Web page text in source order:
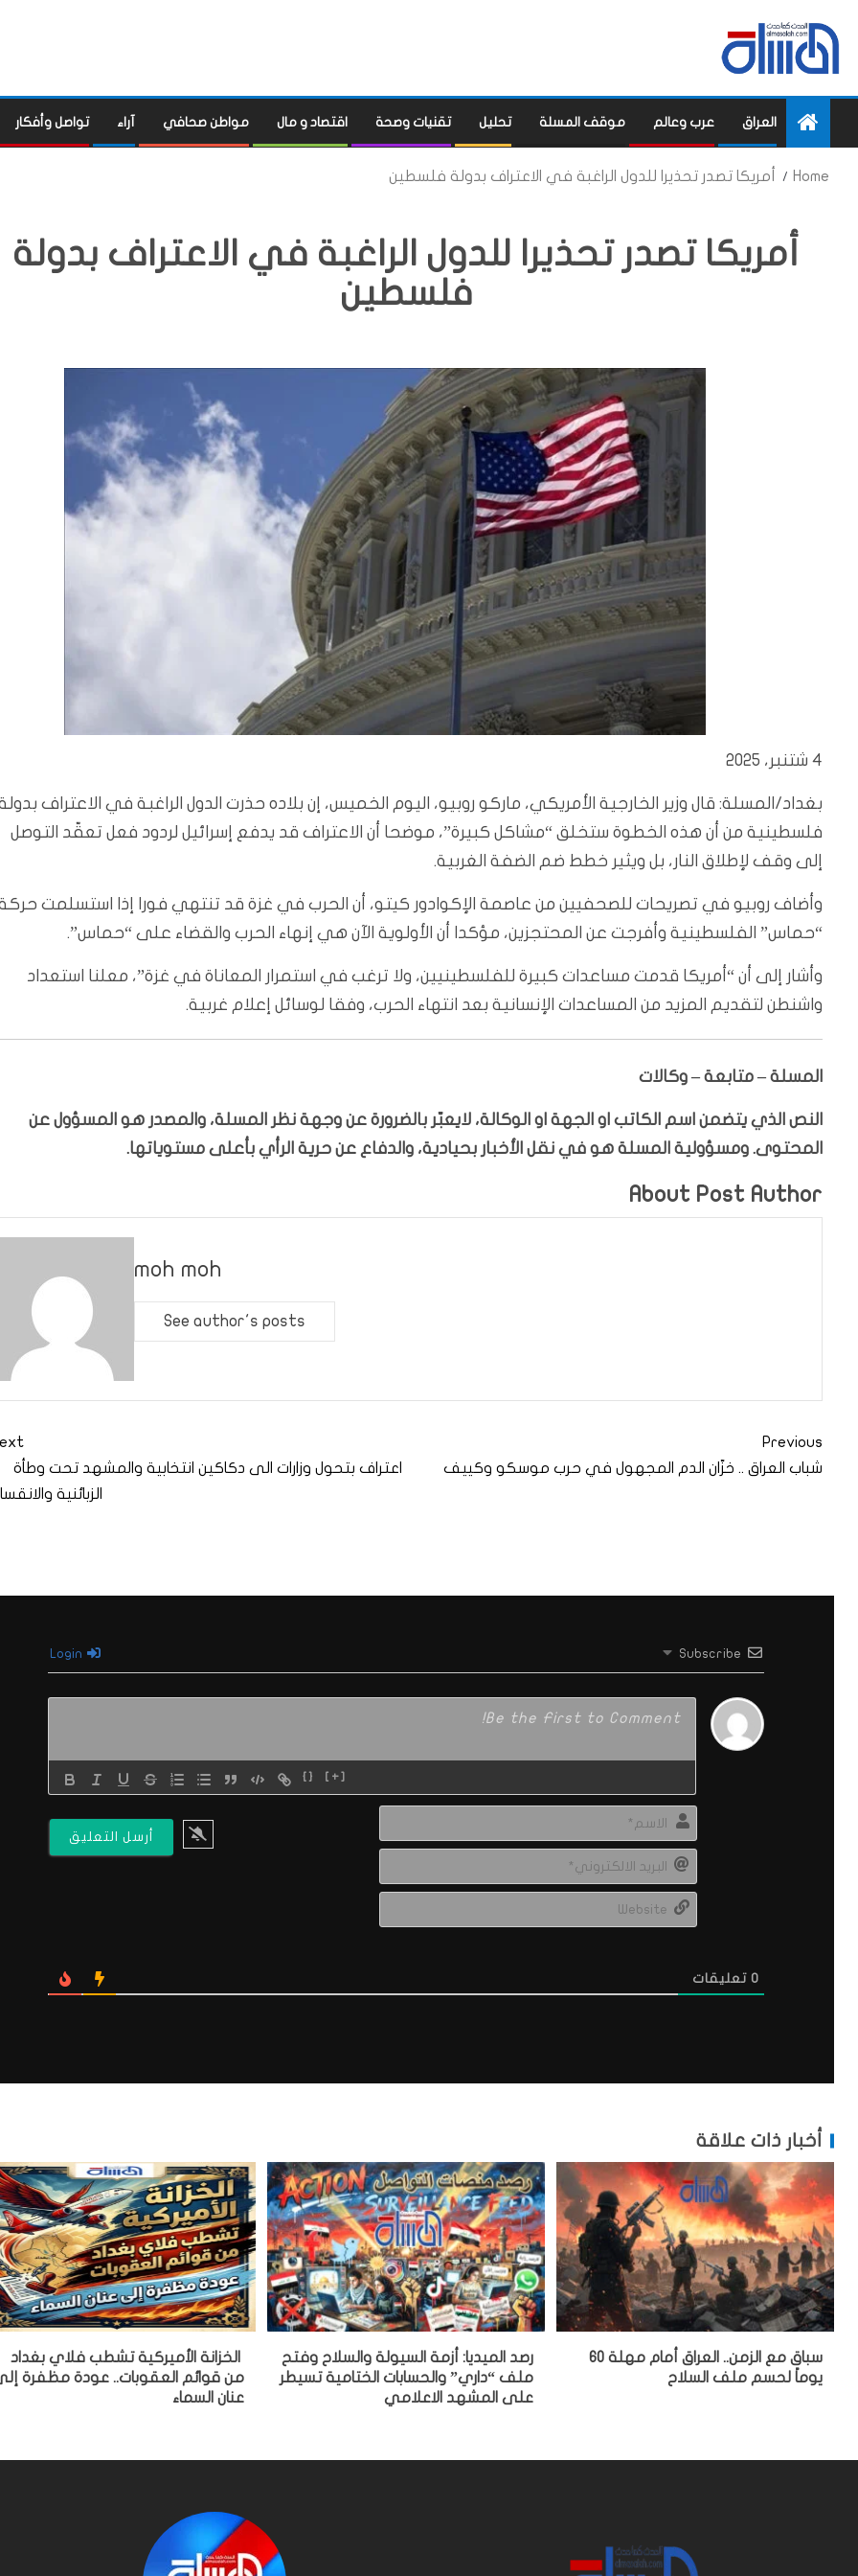
العراق عرب وعالم موقف المسلة تحليل تقنيات وصحة اقتصاد و مال مواطن صحافي آراء تواصل وأفكار
Home أمريكا تصدر تحذيرا للدول الراغبة في الاعتراف بدولة فلسطين
أمريكا تصدر تحذيرا للدول الراغبة في الاعتراف بدولة
فلسطين
4 شتنبر، 2025
بغداد/المسلة: قال وزير الخارجية الأمريكي، ماركو روبيو، اليوم الخميس، إن بلاده حذرت الدول الراغبة في الاعتراف
فلسطينية من أن هذه الخطوة ستخلق “مشاكل كبيرة”، موضحا أن الاعتراف قد يدفع إسرائيل لردود فعل تعقّد التوصل
إلى وقف لإطلاق النار، بل ويثير خطط ضم الضفة الغربية.
وأضاف روبيو في تصريحات للصحفيين من عاصمة الإكوادور كيتو، أن الحرب في غزة قد تنتهي فورا إذا استسلمت
“حماس” الفلسطينية وأفرجت عن المحتجزين، مؤكدا أن الأولوية الآن هي إنهاء الحرب والقضاء على “حماس”.
وأشار إلى أن “أمريكا قدمت مساعدات كبيرة للفلسطينيين، ولا ترغب في استمرار المعاناة في غزة”، معلنا استعداد
واشنطن لتقديم المزيد من المساعدات الإنسانية بعد انتهاء الحرب، وفقا لوسائل إعلام غربية.
المسلة – متابعة – وكالات
النص الذي يتضمن اسم الكاتب او الجهة او الوكالة، لايعبّر بالضرورة عن وجهة نظر المسلة، والمصدر هو المسؤول عن
المحتوى. ومسؤولية المسلة هو في نقل الأخبار بحيادية، والدفاع عن حرية الرأي بأعلى مستوياتها.
About Post Author
moh moh
See author's posts
Previous
شباب العراق .. خزّان الدم المجهول في حرب موسكو وكييف
اعتراف بتحول وزارات الى دكاكين انتخابية والمشهد تحت وطأة
الزبائنية
Subscribe
{} [+]
0 تعليقات
أخبار ذات علاقة
سباق مع الزمن.. العراق أمام مهلة 60
يوماً لحسم ملف السلاح
رصد الميديا: أزمة السيولة والسلاح وفتح
ملف “داري” والحسابات الختامية تسيطر
على المشهد الاعلامي
الخزانة الأميركية تشطب فلاي بغداد
من قوائم العقوبات.. عودة مظفرة
عنان السماء